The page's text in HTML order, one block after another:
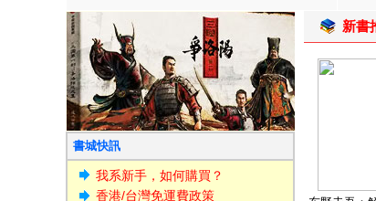
書城快訊
我系新手，如何購買？
香港/台灣免運費政策
新書